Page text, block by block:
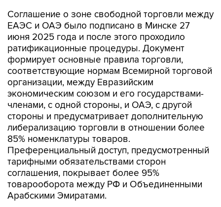
Соглашение о зоне свободной торговли между
ЕАЭС и ОАЭ было подписано в Минске 27
июня 2025 года и после этого проходило
ратификационные процедуры. Документ
формирует основные правила торговли,
соответствующие нормам Всемирной торговой
организации, между Евразийским
экономическим союзом и его государствами-
членами, с одной стороны, и ОАЭ, с другой
стороны и предусматривает дополнительную
либерализацию торговли в отношении более
85% номенклатуры товаров.
Преференциальный доступ, предусмотренный
тарифными обязательствами сторон
соглашения, покрывает более 95%
товарооборота между РФ и Объединенными
Арабскими Эмиратами.